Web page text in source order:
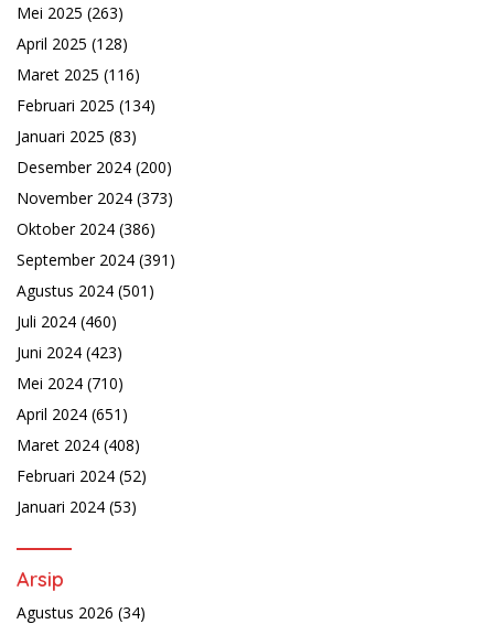
Mei 2025 (263)
April 2025 (128)
Maret 2025 (116)
Februari 2025 (134)
Januari 2025 (83)
Desember 2024 (200)
November 2024 (373)
Oktober 2024 (386)
September 2024 (391)
Agustus 2024 (501)
Juli 2024 (460)
Juni 2024 (423)
Mei 2024 (710)
April 2024 (651)
Maret 2024 (408)
Februari 2024 (52)
Januari 2024 (53)
Arsip
Agustus 2026 (34)